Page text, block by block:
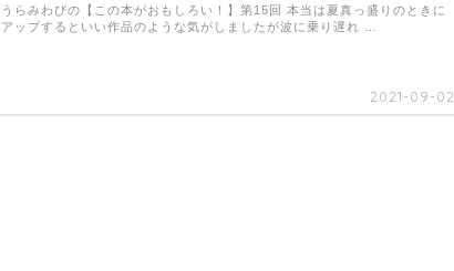
2021-09-02
うらみわびの【この本がおもしろい！】第15回 本当は夏真っ盛りのときに
アップするといい作品のような気がしましたが波に乗り遅れ …